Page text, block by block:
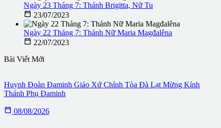
Ngày 23 Tháng 7: Thánh Brigitta, Nữ Tu
 23/07/2023
Ngày 22 Tháng 7: Thánh Nữ Maria Magđalêna
 22/07/2023
Bài Viết Mới
Huynh Đoàn Đaminh Giáo Xứ Chính Tòa Đà Lạt Mừng Kính
Thánh Phụ Đaminh
 08/08/2026